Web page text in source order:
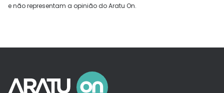
e não representam a opinião do Aratu On.